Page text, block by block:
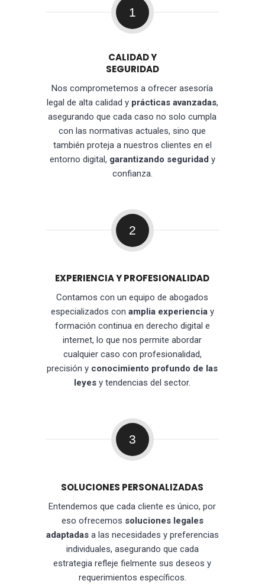
1
CALIDAD Y
SEGURIDAD
Nos comprometemos a ofrecer asesoría
legal de alta calidad y prácticas avanzadas,
asegurando que cada caso no solo cumpla
con las normativas actuales, sino que
también proteja a nuestros clientes en el
entorno digital, garantizando seguridad y
confianza.
2
EXPERIENCIA Y PROFESIONALIDAD
Contamos con un equipo de abogados
especializados con amplia experienciay
formación continua en derecho digital e
internet, lo que nos permite abordar
cualquier caso con profesionalidad,
precisión y conocimiento profundo de las
leyes y tendencias del sector.
3
SOLUCIONES PERSONALIZADAS
Entendemos que cada cliente es único, por
eso ofrecemos soluciones legales
adaptadasa las necesidades y preferencias
individuales, asegurando que cada
estrategia refleje fielmente sus deseos y
requerimientos específicos.